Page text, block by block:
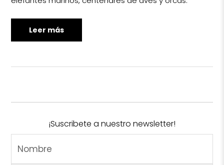
Leer más
¡Suscribete a nuestro newsletter!